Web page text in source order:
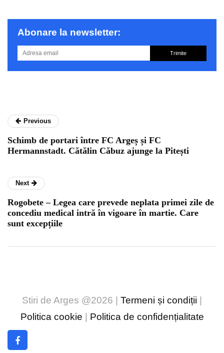
Abonare la newsletter:
Trimite
Previous
Schimb de portari între FC Argeș și FC
Hermannstadt. Cătălin Căbuz ajunge la Pitești
Next
Rogobete – Legea care prevede neplata primei zile de
concediu medical intră în vigoare în martie. Care
sunt excepțiile
Stiri de Arges @2026 | Termeni și condiții |
Politica cookie | Politica de confidențialitate